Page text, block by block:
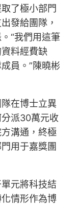
了極小部門
發給團隊，
“我們用這筆
料經費缺
員。”陳曉彬
在博士立異
派30萬元收
溝通，終極
用于嘉獎團
元將科技結
情形作為博